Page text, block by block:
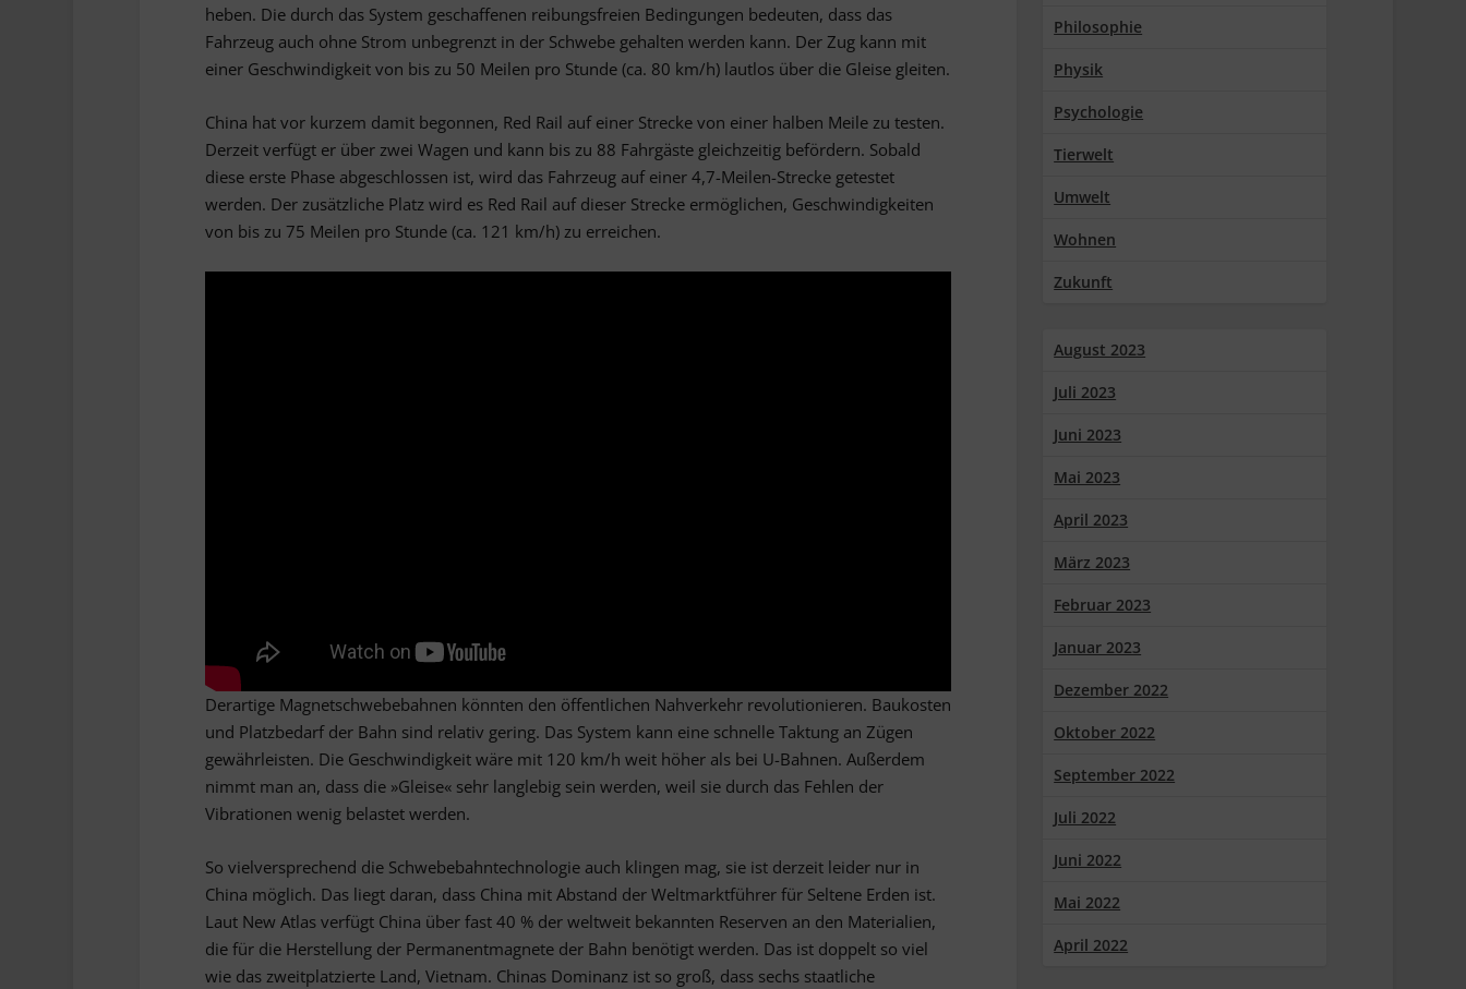
heben. Die durch das System geschaffenen reibungsfreien Bedingungen bedeuten, dass das
Fahrzeug auch ohne Strom unbegrenzt in der Schwebe gehalten werden kann. Der Zug kann mit
einer Geschwindigkeit von bis zu 50 Meilen pro Stunde (ca. 80 km/h) lautlos über die Gleise gleiten.
China hat vor kurzem damit begonnen, Red Rail auf einer Strecke von einer halben Meile zu testen.
Derzeit verfügt er über zwei Wagen und kann bis zu 88 Fahrgäste gleichzeitig befördern. Sobald
diese erste Phase abgeschlossen ist, wird das Fahrzeug auf einer 4,7-Meilen-Strecke getestet
werden. Der zusätzliche Platz wird es Red Rail auf dieser Strecke ermöglichen, Geschwindigkeiten
von bis zu 75 Meilen pro Stunde (ca. 121 km/h) zu erreichen.
Derartige Magnetschwebebahnen könnten den öffentlichen Nahverkehr revolutionieren. Baukosten
und Platzbedarf der Bahn sind relativ gering. Das System kann eine schnelle Taktung an Zügen
gewährleisten. Die Geschwindigkeit wäre mit 120 km/h weit höher als bei U-Bahnen. Außerdem
nimmt man an, dass die »Gleise« sehr langlebig sein werden, weil sie durch das Fehlen der
Vibrationen wenig belastet werden.
So vielversprechend die Schwebebahntechnologie auch klingen mag, sie ist derzeit leider nur in
China möglich. Das liegt daran, dass China mit Abstand der Weltmarktführer für Seltene Erden ist.
Laut New Atlas verfügt China über fast 40 % der weltweit bekannten Reserven an den Materialien,
die für die Herstellung der Permanentmagnete der Bahn benötigt werden. Das ist doppelt so viel
wie das zweitplatzierte Land, Vietnam. Chinas Dominanz ist so groß, dass sechs staatliche
Philosophie
Physik
Psychologie
Tierwelt
Umwelt
Wohnen
Zukunft
August 2023
Juli 2023
Juni 2023
Mai 2023
April 2023
März 2023
Februar 2023
Januar 2023
Dezember 2022
Oktober 2022
September 2022
Juli 2022
Juni 2022
Mai 2022
April 2022